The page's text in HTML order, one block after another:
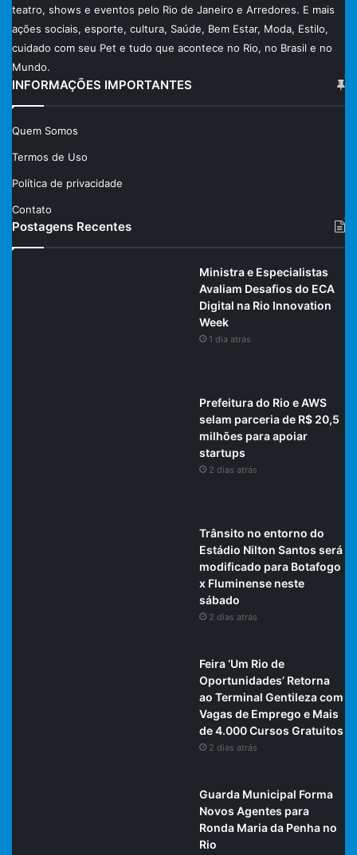
teatro, shows e eventos pelo Rio de Janeiro e Arredores. E mais
ações sociais, esporte, cultura, Saúde, Bem Estar, Moda, Estilo,
cuidado com seu Pet e tudo que acontece no Rio, no Brasil e no
Mundo.
INFORMAÇÕES IMPORTANTES
Quem Somos
Termos de Uso
Política de privacidade
Contato
Postagens Recentes
Ministra e Especialistas
Avaliam Desafios do ECA
Digital na Rio Innovation
Week
1 dia atrás
Prefeitura do Rio e AWS
selam parceria de R$ 20,5
milhões para apoiar
startups
2 dias atrás
Trânsito no entorno do
Estádio Nilton Santos será
modificado para Botafogo
x Fluminense neste
sábado
2 dias atrás
Feira ‘Um Rio de
Oportunidades’ Retorna
ao Terminal Gentileza com
Vagas de Emprego e Mais
de 4.000 Cursos Gratuitos
2 dias atrás
Guarda Municipal Forma
Novos Agentes para
Ronda Maria da Penha no
Rio